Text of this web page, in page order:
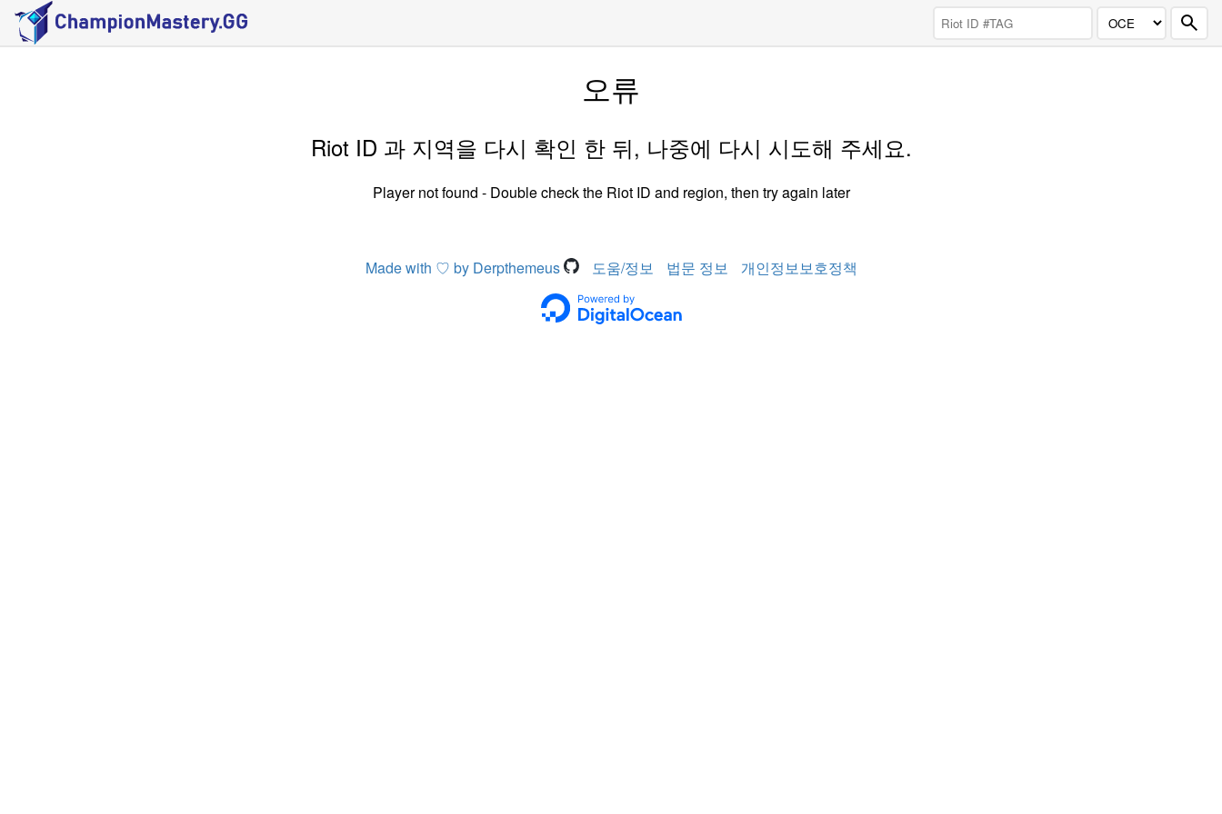
오류
Riot ID 과 지역을 다시 확인 한 뒤, 나중에 다시 시도해 주세요.
Player not found - Double check the Riot ID and region, then try again later
Made with ♡ by Derpthemeus 도움/정보 법문 정보 개인정보보호정책